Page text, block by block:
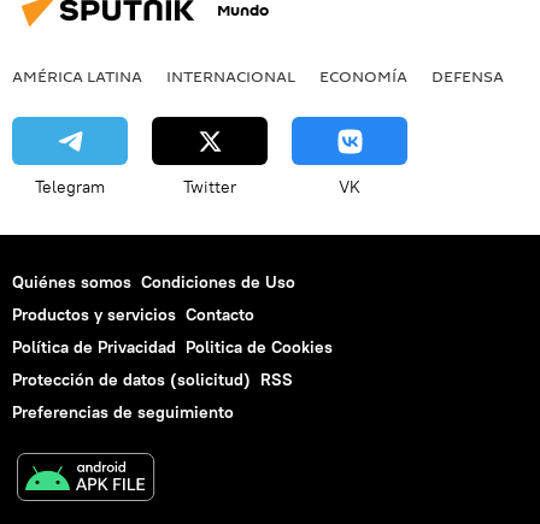
Mundo
AMÉRICA LATINA INTERNACIONAL ECONOMÍA DEFENSA
Telegram Twitter VK
Quiénes somos Condiciones de Uso
Productos y servicios Contacto
Política de Privacidad Politica de Cookies
Protección de datos (solicitud) RSS
Preferencias de seguimiento